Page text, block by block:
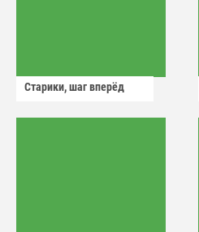
Старики, шаг вперёд